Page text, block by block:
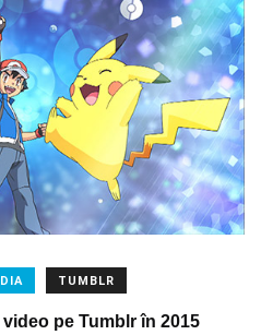
TUMBLR
pe Tumblr în 2015